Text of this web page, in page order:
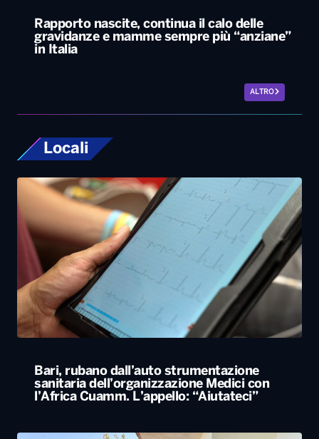
Rapporto nascite, continua il calo delle
gravidanze e mamme sempre più “anziane”
in Italia
ALTRO
Locali
Bari, rubano dall’auto strumentazione
sanitaria dell’organizzazione Medici con
l’Africa Cuamm. L’appello: “Aiutateci”